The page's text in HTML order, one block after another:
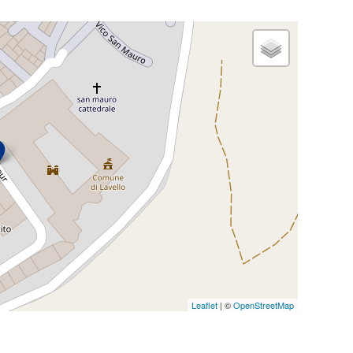
Leaflet| ©OpenStreetMap